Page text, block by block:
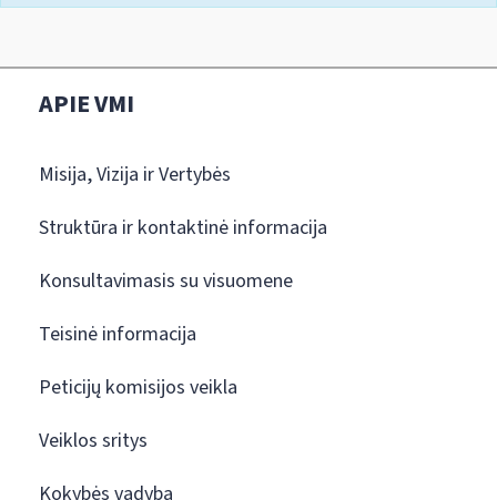
APIE VMI
Misija, Vizija ir Vertybės
Struktūra ir kontaktinė informacija
Konsultavimasis su visuomene
Teisinė informacija
Peticijų komisijos veikla
Veiklos sritys
Kokybės vadyba